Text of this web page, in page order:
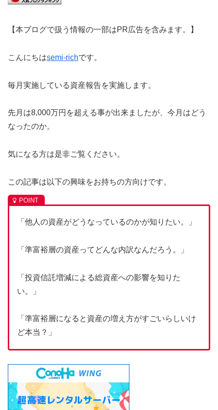
【本ブログで扱う情報の一部はPR広告を含みます。】
こんにちはsemi-richです。
毎月実施している資産報告を実施します。
先月は8,000万円を超える事が出来ましたが、今月はどう
なったのか。
気になる方は是非ご覧ください。
この記事は以下の興味をお持ちの方向けです。
「他人の資産がどうなっているのかが知りたい。」
「 準富裕層の資産ってどんな内訳なんだろう。」
「投資信託増減による総資産への影響を知りた
い。」
「準富裕層になると資産の増え方がすごいらしいけ
ど本当？」